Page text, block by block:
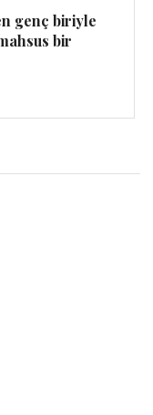
genç biriyle
bir